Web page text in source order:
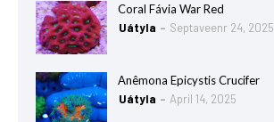
Coral Fávia War Red
Uátyla
Septaveenr 24, 2025
Anêmona Epicystis Crucifer
Uátyla
April 14, 2025